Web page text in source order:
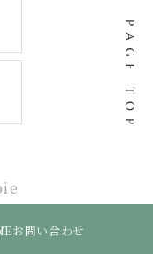
お問い合わせ